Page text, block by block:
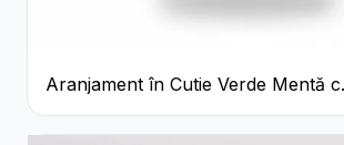
Aranjament în Cutie Verde Mentă
Trandafiri și Alstroemeria